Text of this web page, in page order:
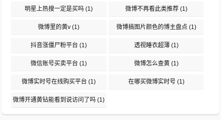
明星上热搜一定是买吗 (1) 微博不再看此类推荐(1)
微博里的黄v (1) 微博搞图片颜色的博主盘点 (1)
抖音涨僵尸粉平台 (1) 透视睡衣超薄(1)
微信账号买卖平台 (1) 微博怎么查黄(1)
微博实时号在线购买平台 (1) 在哪买微博实时号(1)
微博开通黄钻能看到说访问了吗 (1)